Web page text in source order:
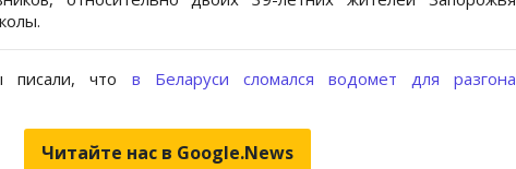
писали, что в Беларуси сломался водомет для разгона
Читайте нас в Google.News